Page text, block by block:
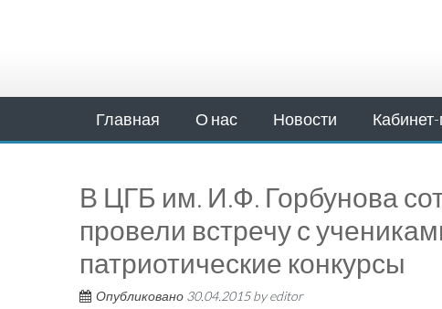
Главная О нас Новости
В ЦГБ им. И.Ф. Горбунова
провели встречу с
патриотические конкурсы
Опубликовано 30.04.2015byeditor